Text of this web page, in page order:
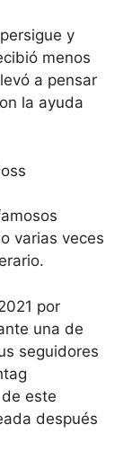
y
menos
a pensar
la ayuda
varias veces
por
una de
seguidores
este
después